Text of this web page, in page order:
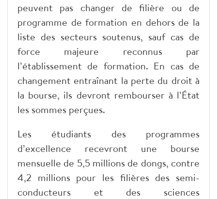
peuvent pas changer de filière ou de
programme de formation en dehors de la
liste des secteurs soutenus, sauf cas de
force majeure reconnus par
l’établissement de formation. En cas de
changement entraînant la perte du droit à
la bourse, ils devront rembourser à l’État
les sommes perçues.
Les étudiants des programmes
d’excellence recevront une bourse
mensuelle de 5,5 millions de dongs, contre
4,2 millions pour les filières des semi-
conducteurs et des sciences